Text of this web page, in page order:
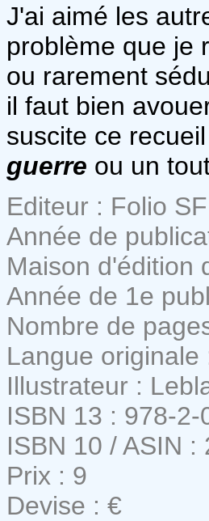
J'ai aimé les
problème que je
ou rarement
il faut bien
suscite ce
guerre ou un
Editeur : Folio SF
Année de
Maison d'édition
Année de 1e
Nombre de
Langue originale
Illustrateur :
ISBN 13 : 978-
ISBN 10 / ASIN :
Prix : 9
Devise : €